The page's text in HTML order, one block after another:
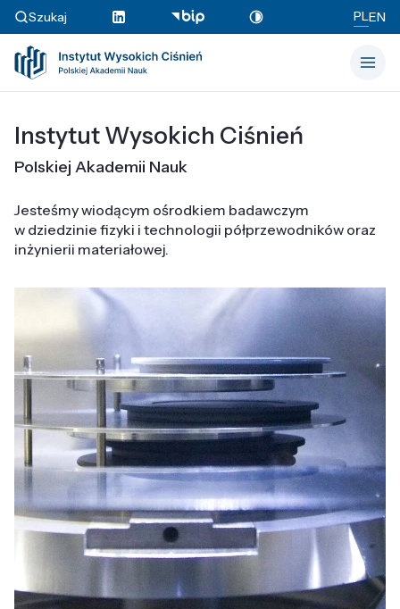
Szukaj PLEN
Instytut Wysokich Ciśnień
Polskiej Akademii Nauk
Jesteśmy wiodącym ośrodkiem badawczym
w dziedzinie fizyki i technologii półprzewodników oraz
inżynierii materiałowej.